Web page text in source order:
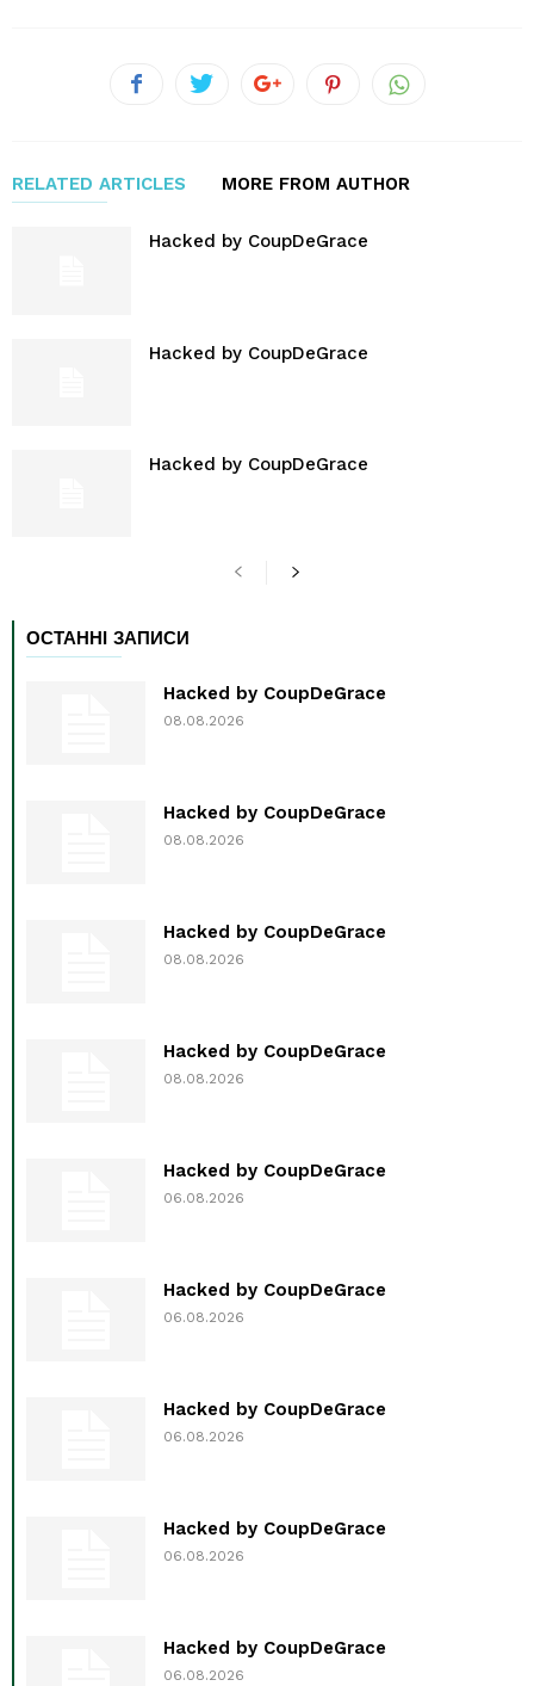
RELATED ARTICLES MORE FROM AUTHOR
Hacked by CoupDeGrace
Hacked by CoupDeGrace
Hacked by CoupDeGrace
ОСТАННІ ЗАПИСИ
Hacked by CoupDeGrace
08.08.2026
Hacked by CoupDeGrace
08.08.2026
Hacked by CoupDeGrace
08.08.2026
Hacked by CoupDeGrace
08.08.2026
Hacked by CoupDeGrace
06.08.2026
Hacked by CoupDeGrace
06.08.2026
Hacked by CoupDeGrace
06.08.2026
Hacked by CoupDeGrace
06.08.2026
Hacked by CoupDeGrace
06.08.2026